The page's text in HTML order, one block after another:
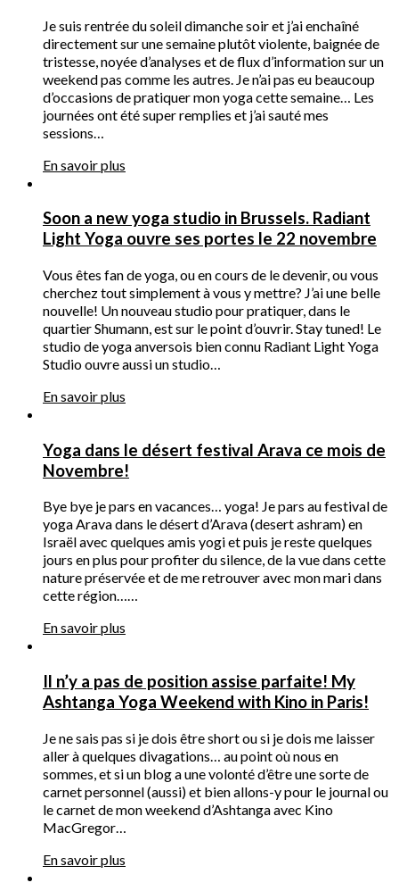
Je suis rentrée du soleil dimanche soir et j’ai enchaîné
directement sur une semaine plutôt violente, baignée de
tristesse, noyée d’analyses et de flux d’information sur un
weekend pas comme les autres. Je n’ai pas eu beaucoup
d’occasions de pratiquer mon yoga cette semaine… Les
journées ont été super remplies et j’ai sauté mes
sessions…
En savoir plus
Soon a new yoga studio in Brussels. Radiant
Light Yoga ouvre ses portes le 22 novembre
Vous êtes fan de yoga, ou en cours de le devenir, ou vous
cherchez tout simplement à vous y mettre? J’ai une belle
nouvelle! Un nouveau studio pour pratiquer, dans le
quartier Shumann, est sur le point d’ouvrir. Stay tuned! Le
studio de yoga anversois bien connu Radiant Light Yoga
Studio ouvre aussi un studio…
En savoir plus
Yoga dans le désert festival Arava ce mois de
Novembre!
Bye bye je pars en vacances… yoga! Je pars au festival de
yoga Arava dans le désert d’Arava (desert ashram) en
Israël avec quelques amis yogi et puis je reste quelques
jours en plus pour profiter du silence, de la vue dans cette
nature préservée et de me retrouver avec mon mari dans
cette région……
En savoir plus
Il n’y a pas de position assise parfaite! My
Ashtanga Yoga Weekend with Kino in Paris!
Je ne sais pas si je dois être short ou si je dois me laisser
aller à quelques divagations… au point où nous en
sommes, et si un blog a une volonté d’être une sorte de
carnet personnel (aussi) et bien allons-y pour le journal ou
le carnet de mon weekend d’Ashtanga avec Kino
MacGregor…
En savoir plus